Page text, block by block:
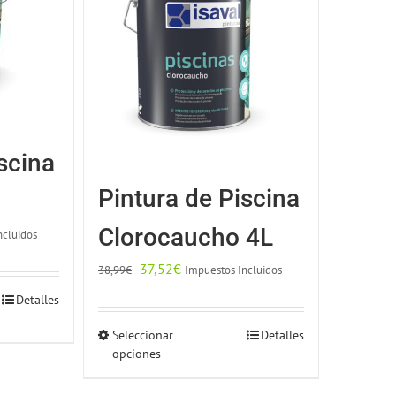
Detalles
Pintura de Piscina
Clorocaucho 4L
38,99€ El
original
era:
38,99€.
37,52€El
actual
Impuestos Incluidos
Seleccionar
opciones
Detalles